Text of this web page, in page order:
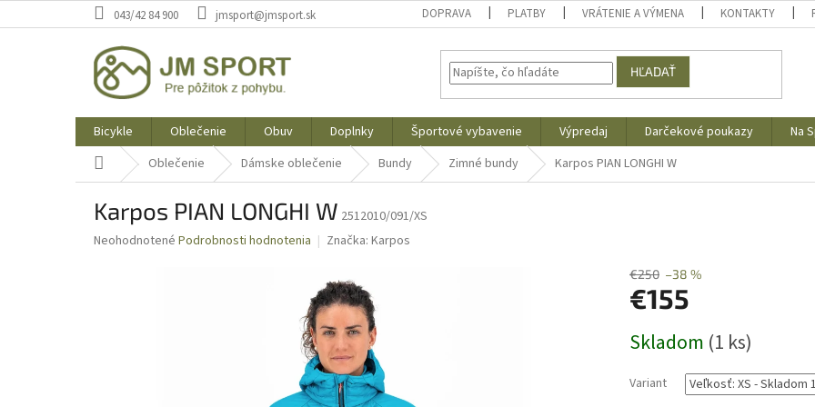
na
043/42 84 900 jmsport@jmsport.sk DOPRAVA PLATBY VRÁTENIE A VÝMENA KONTAKTY
HĽADAŤ
Bicykle Oblečenie Obuv Doplnky Športové vybavenie Výpredaj Darčekové poukazy Na
Domov Oblečenie Dámske oblečenie Bundy Zimné bundy Karpos PIAN LONGHI W
Karpos PIAN LONGHI W 2512010/091/XS
Priemerné
Neohodnotené Podrobnosti hodnotenia Značka: Karpos
€250 –38 %
€155
cena:
Skladom (1 ks)
Variant